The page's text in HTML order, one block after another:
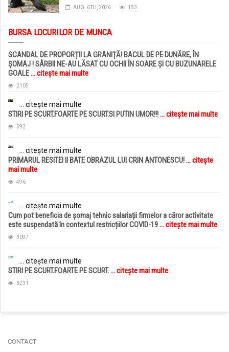
AUG. 6TH, 2026 183
BURSA LOCURILOR DE MUNCA
SCANDAL DE PROPORȚII LA GRANIȚĂ! BACUL DE PE DUNĂRE, ÎN
ȘOMAJ ! SÂRBII NE-AU LĂSAT CU OCHII ÎN SOARE ȘI CU BUZUNARELE
GOALE... citește mai multe
2105
... citește mai multe
STIRI PE SCURT.FOARTE PE SCURT.SI PUTIN UMOR!!!... citește mai multe
592
... citește mai multe
PRIMARUL RESITEI II BATE OBRAZUL LUI CRIN ANTONESCU!... citește
mai multe
496
... citește mai multe
Cum pot beneficia de șomaj tehnic salariații firmelor a căror activitate
este suspendată în contextul restricțiilor COVID-19... citește mai multe
3097
... citește mai multe
STIRI PE SCURT.FOARTE PE SCURT.... citește mai multe
3231
CONTACT